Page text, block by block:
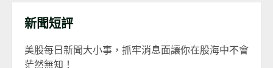
新聞短評
美股每日新聞大小事，抓牢消息面讓你在股海中不會
茫然無知！